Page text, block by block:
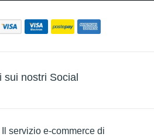
sui nostri Social
servizio e-commerce di